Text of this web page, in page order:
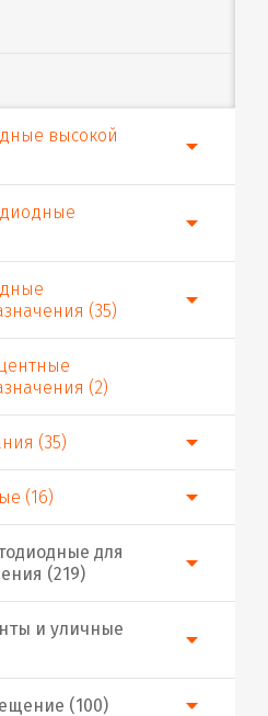
(100)
высокой
(35)
(2)
(35)
(16)
и уличные
для
(219)